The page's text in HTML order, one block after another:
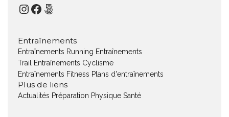
Instagram
Facebook
500px
Entraînements
Entraînements Running Entraînements
Trail
Entraînements Cyclisme
Entraînements Fitness Plans d'entraînements
Plus de liens
Actualités Préparation Physique Santé